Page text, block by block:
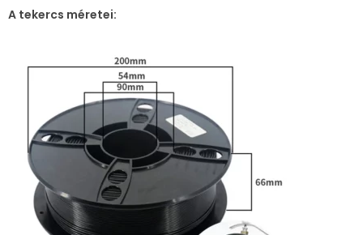
A tekercs méretei: